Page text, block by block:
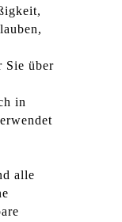
Sie über
in
alle